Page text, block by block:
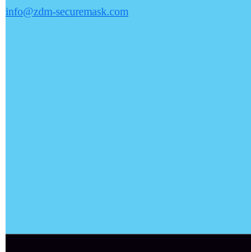
info@zdm-securemask.com